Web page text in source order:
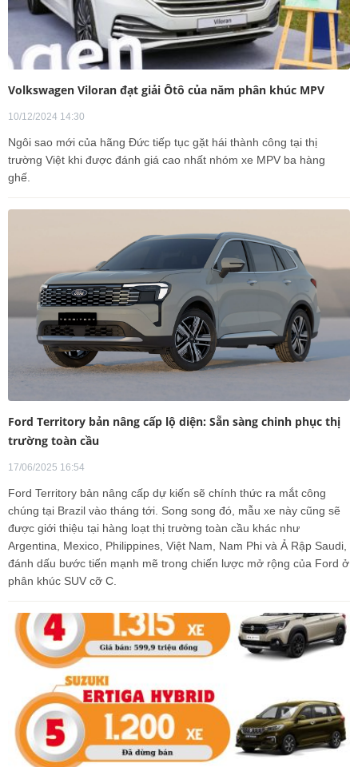
Volkswagen Viloran đạt giải Ôtô của năm phân khúc MPV
10/12/2024 14:30
Ngôi sao mới của hãng Đức tiếp tục gặt hái thành công tại thị
trường Việt khi được đánh giá cao nhất nhóm xe MPV ba hàng
ghế.
Ford Territory bản nâng cấp lộ diện: Sẵn sàng chinh phục thị
trường toàn cầu
17/06/2025 16:54
Ford Territory bản nâng cấp dự kiến sẽ chính thức ra mắt công
chúng tại Brazil vào tháng tới. Song song đó, mẫu xe này cũng sẽ
được giới thiệu tại hàng loạt thị trường toàn cầu khác như
Argentina, Mexico, Philippines, Việt Nam, Nam Phi và Ả Rập Saudi,
đánh dấu bước tiến mạnh mẽ trong chiến lược mở rộng của Ford ở
phân khúc SUV cỡ C.